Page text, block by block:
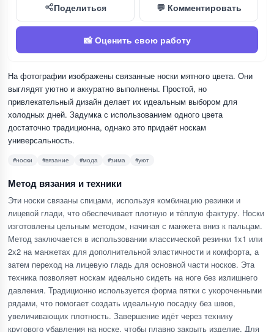
Поделиться 💬 Комментировать
📸 Оценить свою работу
На фотографии изображены связанные носки мятного цвета. Они
выглядят уютно и аккуратно выполнены. Простой, но
привлекательный дизайн делает их идеальным выбором для
холодных дней. Задумка с использованием одного цвета
достаточно традиционна, однако это придаёт носкам
универсальность.
#носки #вязание #мода #зима #уют
Метод вязания и техники
Эти носки связаны спицами, используя комбинацию резинки и
лицевой глади, что обеспечивает плотную и тёплую фактуру. Носки
изготовлены цельным методом, начиная с манжета вниз к пальцам.
Метод заключается в использовании классической резинки 1x1 или
2x2 на манжетах для дополнительной эластичности и комфорта, а
затем переход на лицевую гладь для основной части носков. Эта
техника позволяет носкам идеально сидеть на ноге без излишнего
давления. Традиционно используется форма пятки с укороченными
рядами, что помогает создать идеальную посадку без швов,
увеличивающих плотность. Завершение идёт через технику
кругового убавления на носке, чтобы плавно закрыть изделие. Для